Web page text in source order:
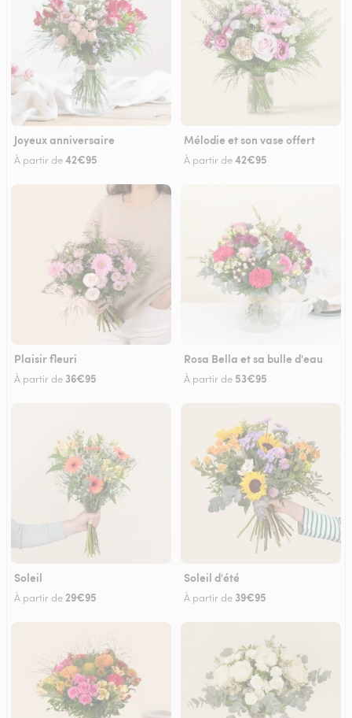
Joyeux anniversaire
À partir de42€95
Mélodie et son vase offert
À partir de42€95
Plaisir fleuri
À partir de 36€95
Rosa Bella et sa bulle d'eau
À partir de 53€95
Soleil
À partir de29€95
Soleil d'été
À partir de 39€95